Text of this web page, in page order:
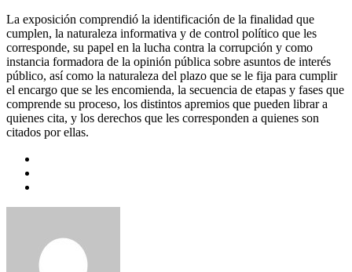
La exposición comprendió la identificación de la finalidad que
cumplen, la naturaleza informativa y de control político que les
corresponde, su papel en la lucha contra la corrupción y como
instancia formadora de la opinión pública sobre asuntos de interés
público, así como la naturaleza del plazo que se le fija para cumplir
el encargo que se les encomienda, la secuencia de etapas y fases que
comprende su proceso, los distintos apremios que pueden librar a
quienes cita, y los derechos que les corresponden a quienes son
citados por ellas.